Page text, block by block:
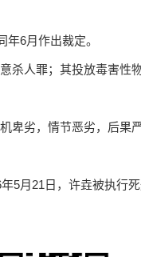
6月作出裁定。
杀人罪；其投放毒害性
卑劣，情节恶劣，后果
5月21日，许垚被执行死